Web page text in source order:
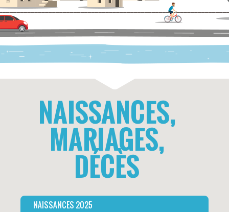
NAISSANCES,
MARIAGES,
DÉCÈS
NAISSANCES 2025